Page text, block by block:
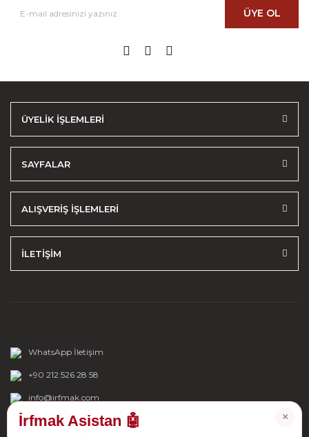
ÜYE OL
ÜYELİK İŞLEMLERİ
SAYFALAR
ALIŞVERİŞ İŞLEMLERİ
İLETİŞİM
WhatsApp İletişim
+90 212 526 28 58
info@irfmak.com
×
İrfmak Asistan 🤖